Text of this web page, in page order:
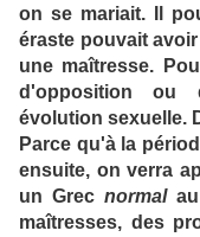
on se mariait. Il
éraste pouvait
une maîtresse.
d'opposition ou
évolution sexuelle.
Parce qu'à la
ensuite, on verra
un Grec normal
maîtresses, des